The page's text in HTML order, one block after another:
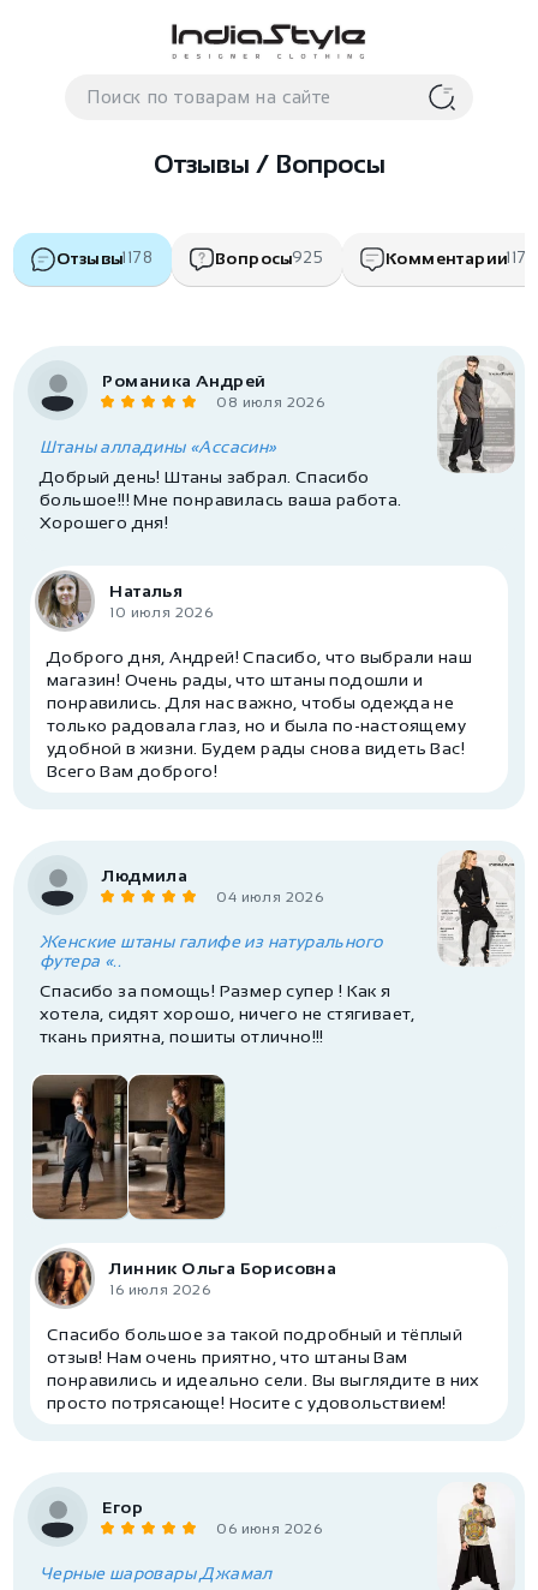
Корзина
В корзиненеттоваров
Корзина покупок пуста..
Отзывы / Вопросы
Отзывы1178 Вопросы925 Комментарии117
Романика Андрей
08 июля 2026
Штаны алладины «Ассасин»
Добрый день! Штаны забрал. Спасибо
большое!!! Мне понравилась ваша работа.
Хорошего дня!
Наталья
10 июля 2026
Доброго дня, Андрей! Спасибо, что выбрали наш
магазин! Очень рады, что штаны подошли и
понравились. Для нас важно, чтобы одежда не
только радовала глаз, но и была по-настоящему
удобной в жизни. Будем рады снова видеть Вас!
Всего Вам доброго!
Людмила
04 июля 2026
Женские штаны галифе из натурального
футера «..
Спасибо за помощь! Размер супер ! Как я
хотела, сидят хорошо, ничего не стягивает,
ткань приятна, пошиты отлично!!!
Линник Ольга Борисовна
16 июля 2026
Спасибо большое за такой подробный и тёплый
отзыв! Нам очень приятно, что штаны Вам
понравились и идеально сели. Вы выглядите в них
просто потрясающе! Носите с удовольствием!
Егор
06 июня 2026
Черные шаровары Джамал